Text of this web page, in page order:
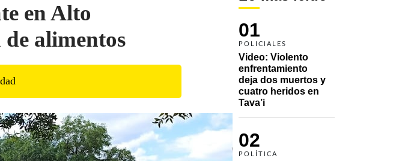
01
POLICIALES
Video: Violento
enfrentamiento
deja dos muertos y
cuatro heridos en
Tava’i
02
POLÍTICA
en Alto
alimentos